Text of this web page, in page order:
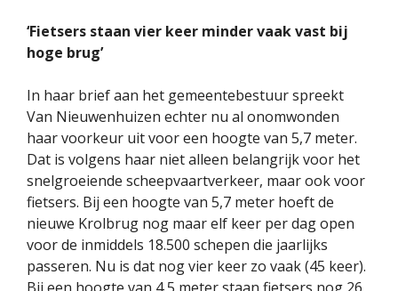
‘Fietsers staan vier keer minder vaak vast bij
hoge brug’
In haar brief aan het gemeentebestuur spreekt
Van Nieuwenhuizen echter nu al onomwonden
haar voorkeur uit voor een hoogte van 5,7 meter.
Dat is volgens haar niet alleen belangrijk voor het
snelgroeiende scheepvaartverkeer, maar ook voor
fietsers. Bij een hoogte van 5,7 meter hoeft de
nieuwe Krolbrug nog maar elf keer per dag open
voor de inmiddels 18.500 schepen die jaarlijks
passeren. Nu is dat nog vier keer zo vaak (45 keer).